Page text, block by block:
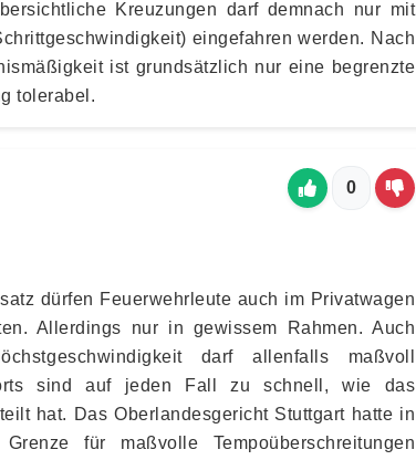
Kreuzungen darf demnach nur mit
eingefahren werden. Nach
ist grundsätzlich nur eine begrenzte
tolerabel.
0
dürfen Feuerwehrleute auch im Privatwagen
Allerdings nur in gewissem Rahmen. Auch
darf allenfalls maßvoll
sind auf jeden Fall zu schnell, wie das
hat. Das Oberlandesgericht Stuttgart hatte in
für maßvolle Tempoüberschreitungen